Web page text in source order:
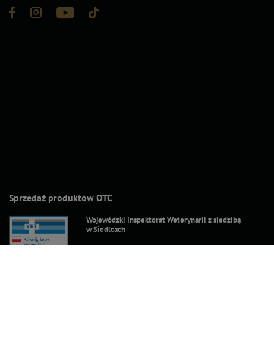
Sprzedaż produktów OTC
Wojewódzki Inspektorat Weterynarii z siedzibą
w Siedlcach
ul. Kazimierzowska 29